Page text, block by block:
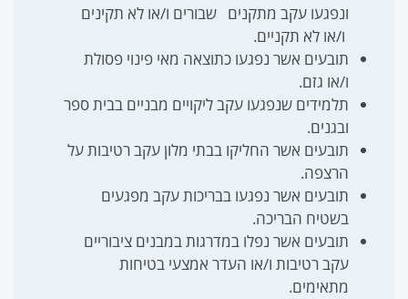
ונפגעו עקב מתקנים שבורים ו/או לא תקינים
ו/או לא תקניים.
תובעים אשר נפגעו כתוצאה מאי פינוי פסולת
ו/או גזם.
תלמידים שנפגעו עקב ליקויים מבניים בבית ספר
ובגנים.
תובעים אשר החליקו בבתי מלון עקב רטיבות על
הרצפה.
תובעים אשר נפגעו בבריכות עקב מפגעים
בשטיח הבריכה.
תובעים אשר נפלו במדרגות במבנים ציבוריים
עקב רטיבות ו/או העדר אמצעי בטיחות
מתאימים.